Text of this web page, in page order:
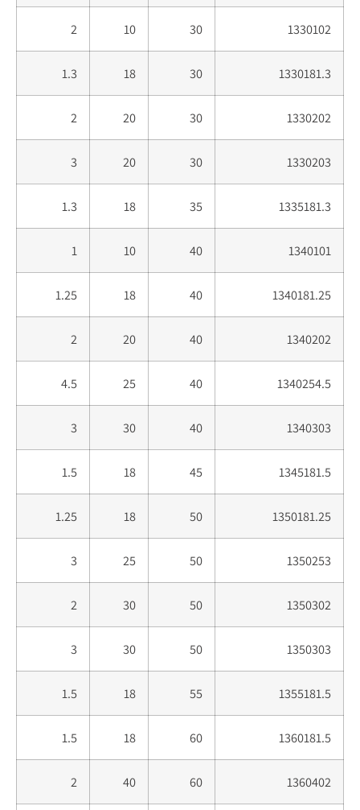
1330102
30
10
2
1330181.3
30
18
1.3
1330202
30
20
2
1330203
30
20
3
1335181.3
35
18
1.3
1340101
40
10
1
1340181.25
40
18
1.25
1340202
40
20
2
1340254.5
40
25
4.5
1340303
40
30
3
1345181.5
45
18
1.5
1350181.25
50
18
1.25
1350253
50
25
3
1350302
50
30
2
1350303
50
30
3
1355181.5
55
18
1.5
1360181.5
60
18
1.5
1360402
60
40
2